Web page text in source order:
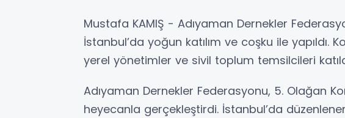
Mustafa KAMIŞ - Adıyaman Dernekler
İstanbul’da yoğun katılım ve coşku ile yapıldı.
yerel yönetimler ve sivil toplum temsilcileri
Adıyaman Dernekler Federasyonu, 5. Olağan
heyecanla gerçekleştirdi. İstanbul’da